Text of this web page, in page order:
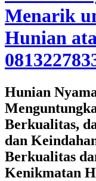
Menarik
Hunian
Hunian
Berkualitas,
dan
Berkualitas
Kenikmatan